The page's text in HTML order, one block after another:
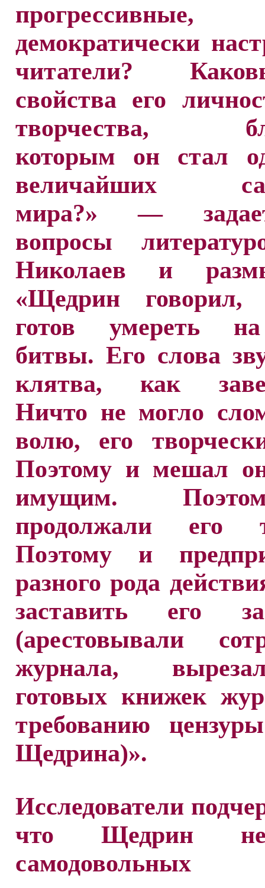
прогрессивные,
демократически
читатели?
свойства его
творчества,
которым он стал
величайших
мира?» —
вопросы
Николаев и
«Щедрин
готов умереть
битвы. Его слова
клятва, как
Ничто не могло
волю, его
Поэтому и мешал
имущим.
продолжали его
Поэтому и
разного рода
заставить его
(арестовывали
журнала,
готовых книжек
требованию
Щедрина)».
Исследователи
что Щедрин